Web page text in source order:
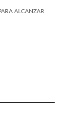
ALCANZAR